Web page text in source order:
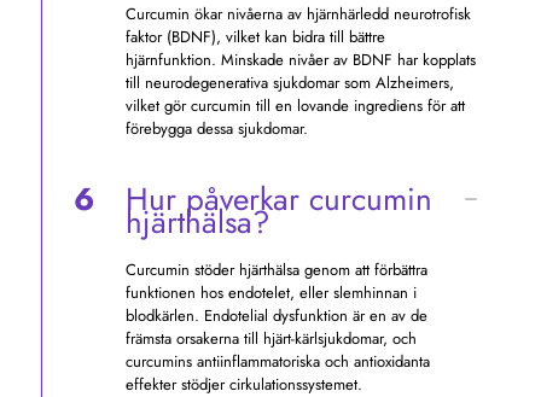
Curcumin ökar nivåerna av hjärnhärledd neurotrofisk
faktor (BDNF), vilket kan bidra till bättre
hjärnfunktion. Minskade nivåer av BDNF har kopplats
till neurodegenerativa sjukdomar som Alzheimers,
vilket gör curcumin till en lovande ingrediens för att
förebygga dessa sjukdomar.
6 Hur påverkar curcumin
hjärthälsa?
Curcumin stöder hjärthälsa genom att förbättra
funktionen hos endotelet, eller slemhinnan i
blodkärlen. Endotelial dysfunktion är en av de
främsta orsakerna till hjärt-kärlsjukdomar, och
curcumins antiinflammatoriska och antioxidanta
effekter stödjer cirkulationssystemet.